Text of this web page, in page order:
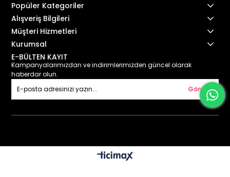
Popüler Kategoriler
Alışveriş Bilgileri
Müşteri Hizmetleri
Kurumsal
E-BÜLTEN KAYIT
Kampanyalarımızdan ve indirimlerimizden güncel olarak
haberdar olun.
Gönder